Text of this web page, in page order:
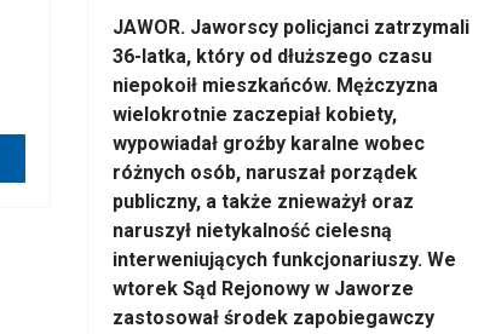
JAWOR. Jaworscy policjanci zatrzymali
36-latka, który od dłuższego czasu
niepokoił mieszkańców. Mężczyzna
wielokrotnie zaczepiał kobiety,
wypowiadał groźby karalne wobec
różnych osób, naruszał porządek
publiczny, a także znieważył oraz
naruszył nietykalność cielesną
interweniujących funkcjonariuszy. We
wtorek Sąd Rejonowy w Jaworze
zastosował środek zapobiegawczy